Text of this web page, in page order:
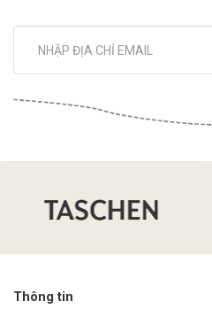
Thông tin